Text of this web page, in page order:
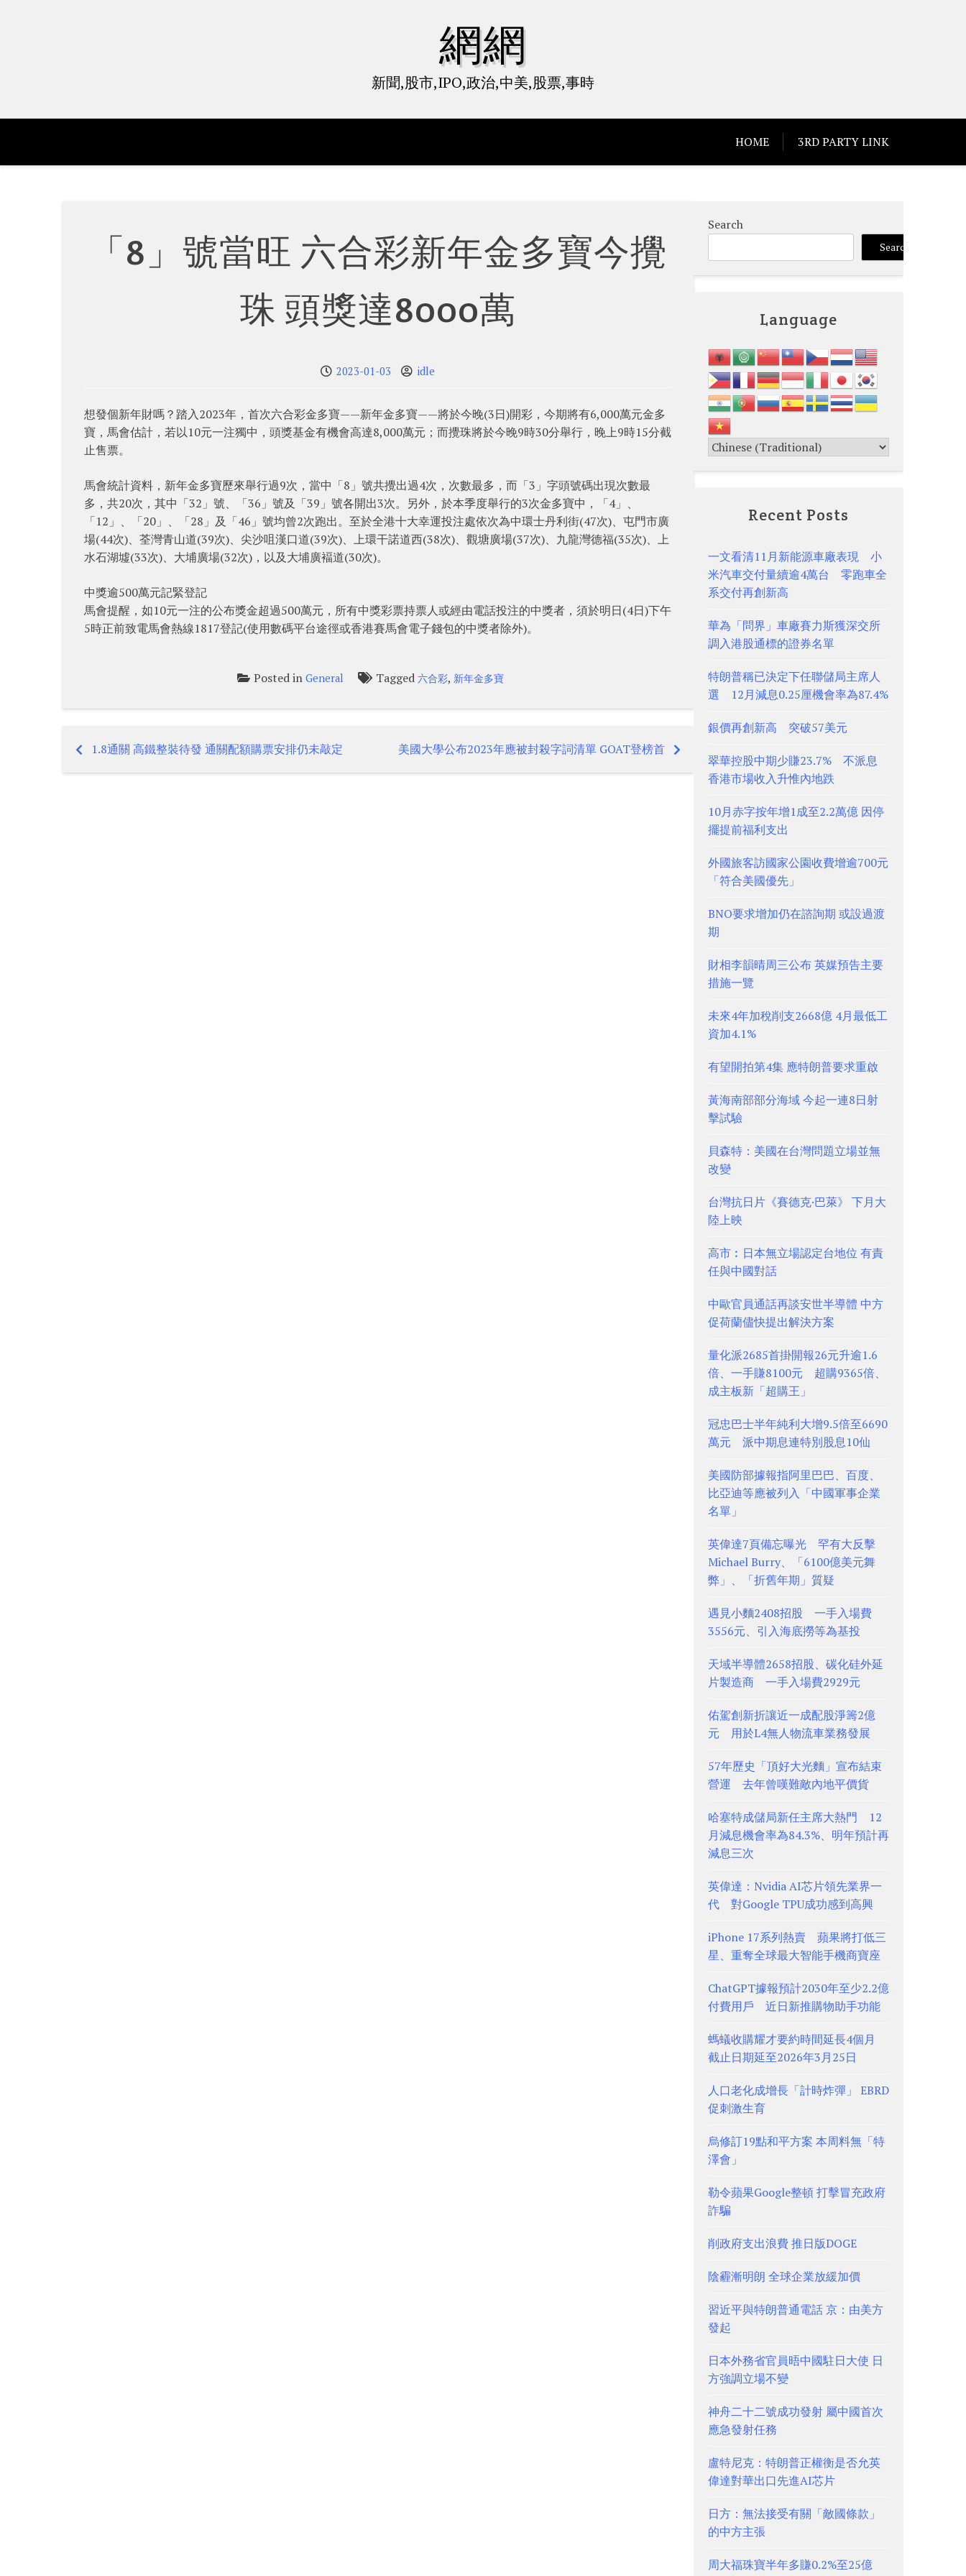
網網
新聞,股市,IPO,政治,中美,股票,事時
HOME 3RD PARTY LINK
「8」號當旺 六合彩新年金多寶今攪
珠 頭獎達8000萬
2023-01-03 idle
想發個新年財嗎？踏入2023年，首次六合彩金多寶——新年金多寶——將於今晚(3日)開彩，今期將有6,000萬元金多
寶，馬會估計，若以10元一注獨中，頭獎基金有機會高達8,000萬元；而攪珠將於今晚9時30分舉行，晚上9時15分截
止售票。
馬會統計資料，新年金多寶歷來舉行過9次，當中「8」號共攪出過4次，次數最多，而「3」字頭號碼出現次數最
多，共20次，其中「32」號、「36」號及「39」號各開出3次。另外，於本季度舉行的3次金多寶中，「4」、
「12」、「20」、「28」及「46」號均曾2次跑出。至於全港十大幸運投注處依次為中環士丹利街(47次)、屯門市廣
場(44次)、荃灣青山道(39次)、尖沙咀漢口道(39次)、上環干諾道西(38次)、觀塘廣場(37次)、九龍灣德福(35次)、上
水石湖墟(33次)、大埔廣場(32次)，以及大埔廣褔道(30次)。
中獎逾500萬元記緊登記
馬會提醒，如10元一注的公布獎金超過500萬元，所有中獎彩票持票人或經由電話投注的中獎者，須於明日(4日)下午
5時正前致電馬會熱線1817登記(使用數碼平台途徑或香港賽馬會電子錢包的中獎者除外)。
Posted inGeneral Tagged六合彩, 新年金多寶
Post
1.8通關 高鐵整裝待發 通關配額購票安排仍未敲定 美國大學公布2023年應被封殺字詞清單 GOAT登榜首
Search
Search
Language
Recent Posts
一文看清11月新能源車廠表現 小
米汽車交付量續逾4萬台 零跑車全
系交付再創新高
華為「問界」車廠賽力斯獲深交所
調入港股通標的證券名單
特朗普稱已決定下任聯儲局主席人
選 12月減息0.25厘機會率為87.4%
銀價再創新高 突破57美元
翠華控股中期少賺23.7% 不派息
香港市場收入升惟內地跌
10月赤字按年增1成至2.2萬億 因停
擺提前福利支出
外國旅客訪國家公園收費增逾700元
「符合美國優先」
BNO要求增加仍在諮詢期 或設過渡
期
財相李韻晴周三公布 英媒預告主要
措施一覽
未來4年加稅削支2668億 4月最低工
資加4.1%
有望開拍第4集 應特朗普要求重啟
黃海南部部分海域 今起一連8日射
擊試驗
貝森特：美國在台灣問題立場並無
改變
台灣抗日片《賽德克·巴萊》 下月大
陸上映
高市︰日本無立場認定台地位 有責
任與中國對話
中歐官員通話再談安世半導體 中方
促荷蘭儘快提出解決方案
量化派2685首掛開報26元升逾1.6
倍、一手賺8100元 超購9365倍、
成主板新「超購王」
冠忠巴士半年純利大增9.5倍至6690
萬元 派中期息連特別股息10仙
美國防部據報指阿里巴巴、百度、
比亞迪等應被列入「中國軍事企業
名單」
英偉達7頁備忘曝光 罕有大反擊
Michael Burry、「6100億美元舞
弊」、「折舊年期」質疑
遇見小麵2408招股 一手入場費
3556元、引入海底撈等為基投
天域半導體2658招股、碳化硅外延
片製造商 一手入場費2929元
佑駕創新折讓近一成配股淨籌2億
元 用於L4無人物流車業務發展
57年歷史「頂好大光麵」宣布結束
營運 去年曾嘆難敵內地平價貨
哈塞特成儲局新任主席大熱門 12
月減息機會率為84.3%、明年預計再
減息三次
英偉達：Nvidia AI芯片領先業界一
代 對Google TPU成功感到高興
iPhone 17系列熱賣 蘋果將打低三
星、重奪全球最大智能手機商寶座
ChatGPT據報預計2030年至少2.2億
付費用戶 近日新推購物助手功能
螞蟻收購耀才要約時間延長4個月
截止日期延至2026年3月25日
人口老化成增長「計時炸彈」 EBRD
促刺激生育
烏修訂19點和平方案 本周料無「特
澤會」
勒令蘋果Google整頓 打擊冒充政府
詐騙
削政府支出浪費 推日版DOGE
陰霾漸明朗 全球企業放緩加價
習近平與特朗普通電話 京：由美方
發起
日本外務省官員晤中國駐日大使 日
方強調立場不變
神舟二十二號成功發射 屬中國首次
應急發射任務
盧特尼克：特朗普正權衡是否允英
偉達對華出口先進AI芯片
日方：無法接受有關「敵國條款」
的中方主張
周大福珠寶半年多賺0.2%至25億